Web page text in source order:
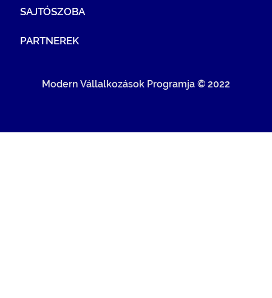
SAJTÓSZOBA
PARTNEREK
Modern Vállalkozások Programja © 2022